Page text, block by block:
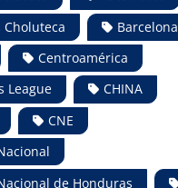
Choluteca
Barcelona
Centroamérica
League
CHINA
CNE
de Honduras